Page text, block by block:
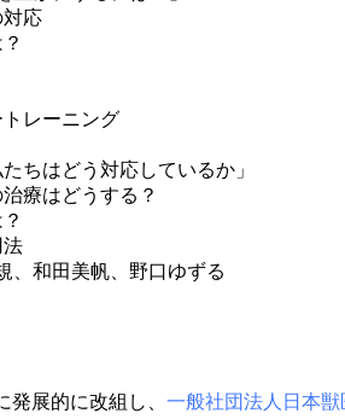
応
レーニング
ちはどう対応しているか」
療はどうする？
法
、和田美帆、野口ゆずる
展的に改組し、 一般社団法人日本